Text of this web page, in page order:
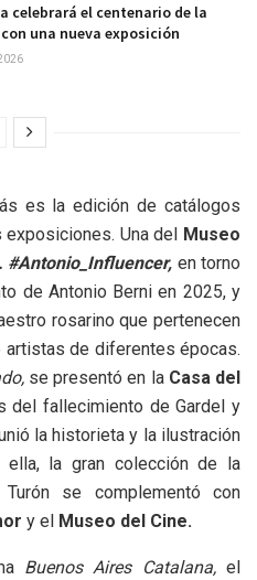
celebrará el centenario de la
una nueva exposición
es la edición de catálogos
Una del
Museo
#Antonio_Influencer, en torno
de Antonio Berni en 2025, y
rosarino que pertenecen
artistas de diferentes épocas.
se presentó en la Casa del
del fallecimiento de Gardel y
la historieta y la ilustración
la gran colección de la
Turón se complementó con
y el Museo del Cine.
Buenos Aires Catalana, el